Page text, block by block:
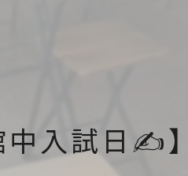
中入試日